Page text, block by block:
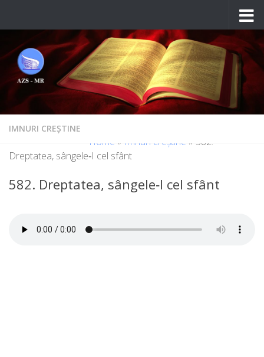
IMNURI CREȘTINE
Home » Imnuri creștine » 582.
Dreptatea, sângele‑I cel sfânt
582. Dreptatea, sângele‑I cel sfânt